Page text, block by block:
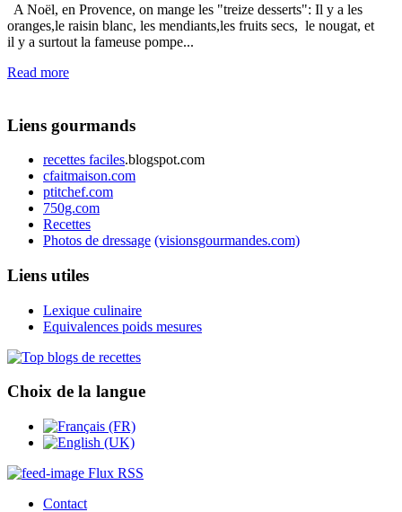
A Noël, en Provence, on mange les "treize desserts": Il y a les
oranges,le raisin blanc, les mendiants,les fruits secs, le nougat, et
il y a surtout la fameuse pompe...
Read more
Liens gourmands
recettes faciles.blogspot.com
cfaitmaison.com
ptitchef.com
750g.com
Recettes
Photos de dressage (visionsgourmandes.com)
Liens utiles
Lexique culinaire
Equivalences poids mesures
Choix de la langue
Flux RSS
Contact